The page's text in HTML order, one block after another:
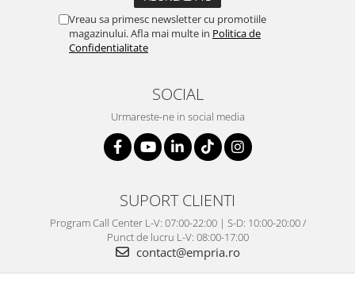
Vreau sa primesc newsletter cu promotiile
magazinului. Afla mai multe in Politica de
Confidentialitate
SOCIAL
Urmareste-ne in social media
SUPORT CLIENTI
Program Call Center L-V: 07:00-22:00 | S-D: 10:00-20:00 /
Punct de lucru L-V: 08:00-17:00
contact@empria.ro